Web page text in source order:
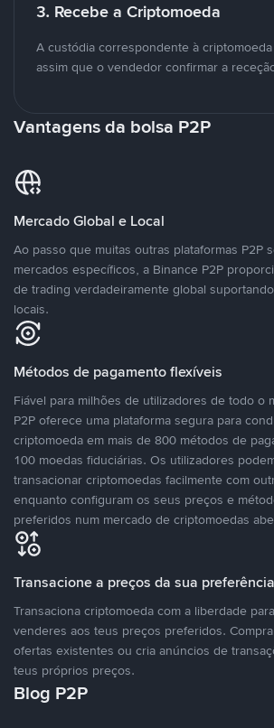
3. Recebe a Criptomoeda
A custódia correspondente à
assim que o vendedor confirmar a
Vantagens da bolsa P2P
Mercado Global e Local
Ao passo que muitas outras plataformas P2P
mercados específicos, a Binance P2P
de trading verdadeiramente global
locais.
Métodos de pagamento flexíveis
Fiável para milhões de utilizadores de todo o
P2P oferece uma plataforma segura para
criptomoeda em mais de 800 métodos de
100 moedas fiduciárias. Os utilizadores
transacionar criptomoedas facilmente com
enquanto configuram os seus preços e
preferidos num mercado de criptomoedas
Transacione a preços da sua preferência
Transaciona criptomoeda com a liberdade
venderes aos teus preços preferidos.
ofertas existentes ou cria anúncios de
teus próprios preços.
Blog P2P